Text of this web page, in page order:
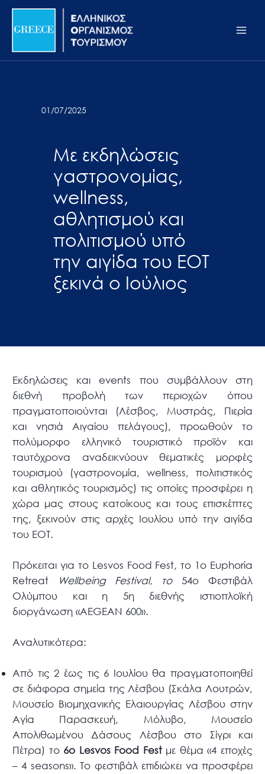
Σημείωση:
ιστότοπος
προσβασιμότητας.
Μετάβαση
περιεχόμενο
01/07/2025
Με εκδηλώσεις
γαστρονομίας,
wellness,
αθλητισμού και
πολιτισμού υπό
την αιγίδα του ΕΟΤ
ξεκινά ο Ιούλιος
Εκδηλώσεις και events που συμβάλλουν στη
διεθνή προβολή των περιοχών όπου
πραγματοποιούνται (Λέσβος, Μυστράς, Πιερία
και νησιά Αιγαίου πελάγους), προωθούν το
πολύμορφο ελληνικό τουριστικό προϊόν και
ταυτόχρονα αναδεικνύουν θεματικές μορφές
τουρισμού (γαστρονομία, wellness, πολιτιστικός
και αθλητικός τουρισμός) τις οποίες προσφέρει η
χώρα μας στους κατοίκους και τους επισκέπτες
της, ξεκινούν στις αρχές Ιουλίου υπό την αιγίδα
του ΕΟΤ.
Πρόκειται για το Lesvos Food Fest, το 1ο Euphoria
Retreat
Wellbeing Festival, το54ο Φεστιβάλ
Ολύμπου και η 5η διεθνής ιστιοπλοϊκή
διοργάνωση «AEGEAN 600».
Αναλυτικότερα:
Από τις 2 έως τις 6 Ιουλίου θα πραγματοποιηθεί
σε διάφορα σημεία της Λέσβου (Σκάλα Λουτρών,
Μουσείο Βιομηχανικής Ελαιουργίας Λέσβου στην
Αγία Παρασκευή, Μόλυβο, Μουσείο
Απολιθωμένου Δάσους Λέσβου στο Σίγρι και
Πέτρα) το 6ο Lesvos Food Festμε θέμα «4 εποχές
– 4 seasons». Το φεστιβάλ επιδιώκει να προσφέρει